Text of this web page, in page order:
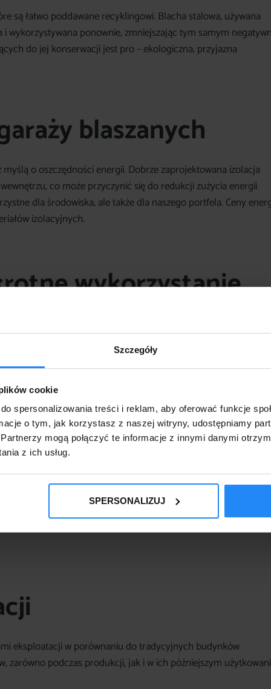
Szczegóły
cookie
spersonalizowania treści i reklam, aby oferować funkcje
o tym, jak korzystasz z naszej witryny, udostępniamy
mogą połączyć te informacje z innymi danymi
z ich usług.
SPERSONALIZUJ
są łatwo poddawane recyklingowi. Blacha stalowa, używana
wykorzystywana ponownie, zmniejszając tym samym
do jej konserwacji jest pro – ekologiczna, przyjazna
blaszanych
o oszczędności energii. Dobrze zaprojektowana izolacja
co może przyczynić się do redukcji zużycia energii
dla środowiska, ale także dla naszego portfela. Ceny
izolacyjnych.
wykorzystanie
że są łatwe do rozbudowy lub przeniesienia w razie
na dostosowanie garażu do zmieniających się potrzeb,
są wykorzystywane przez firmy budowalne, które potrzebują
prac, bez większego problemu można przetransportować
także systemy odprowadzania wód deszczowych, co
To prosta, a jednocześnie skuteczna metoda
magazynować zgromadzoną wodę deszczową do podlewania
eksploatacji w porównaniu do tradycyjnych budynków
zarówno podczas produkcji, jak i w ich późniejszym